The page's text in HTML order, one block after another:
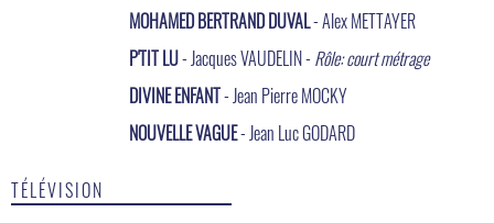
MOHAMED BERTRAND DUVAL- Alex METTAYER
P'TIT LU- Jacques VAUDELIN - Rôle: court métrage
DIVINE ENFANT- Jean Pierre MOCKY
NOUVELLE VAGUE- Jean Luc GODARD
TÉLÉVISION